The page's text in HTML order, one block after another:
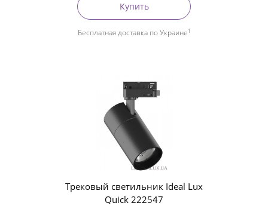
Купить
Бесплатная доставка по Украине1
Трековый светильник Ideal Lux
Quick 222547